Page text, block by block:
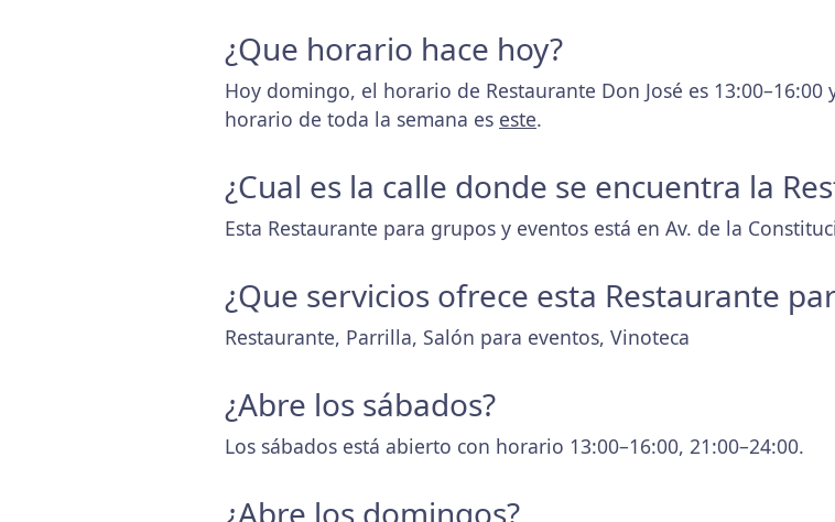
¿Que horario hace hoy?
Hoy domingo, el horario de Restaurante Don José es 13:00–16:00
horario de toda la semana es este.
¿Cual es la calle donde se encuentra la
Esta Restaurante para grupos y eventos está en Av. de la
¿Que servicios ofrece esta Restaurante
Restaurante, Parrilla, Salón para eventos, Vinoteca
¿Abre los sábados?
Los sábados está abierto con horario 13:00–16:00, 21:00–24:00.
¿Abre los domingos?